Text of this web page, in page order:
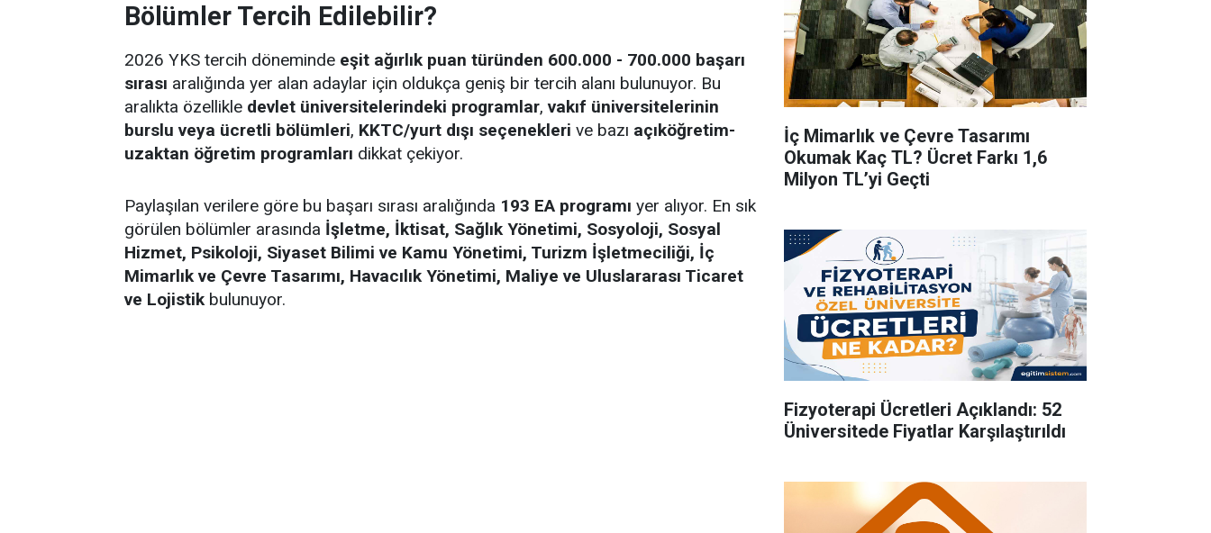
Bölümler Tercih Edilebilir?
2026 YKS tercih döneminde eşit ağırlık puan türünden 600.000 - 700.000 başarı
sırası aralığında yer alan adaylar için oldukça geniş bir tercih alanı bulunuyor. Bu
aralıkta özellikle devlet üniversitelerindeki programlar,vakıf üniversitelerinin
burslu veya ücretli bölümleri, KKTC/yurt dışı seçenekleri ve bazı açıköğretim-
uzaktan öğretim programları dikkat çekiyor.
Paylaşılan verilere göre bu başarı sırası aralığında 193 EA programı yer alıyor. En sık
görülen bölümler arasında İşletme, İktisat, Sağlık Yönetimi, Sosyoloji, Sosyal
Hizmet, Psikoloji, Siyaset Bilimi ve Kamu Yönetimi, Turizm İşletmeciliği, İç
Mimarlık ve Çevre Tasarımı, Havacılık Yönetimi, Maliye ve Uluslararası Ticaret
ve Lojistikbulunuyor.
İç Mimarlık ve Çevre Tasarımı
Okumak Kaç TL? Ücret Farkı 1,6
Milyon TL’yi Geçti
Fizyoterapi Ücretleri Açıklandı: 52
Üniversitede Fiyatlar Karşılaştırıldı